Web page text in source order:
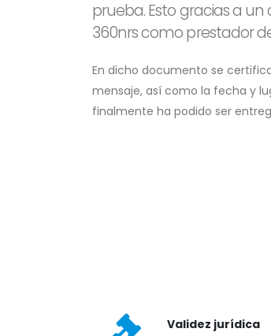
prueba. Esto gracias a
360nrs como prestador
En dicho documento se
mensaje, así como la fecha y
finalmente ha podido ser
Validez jurídica